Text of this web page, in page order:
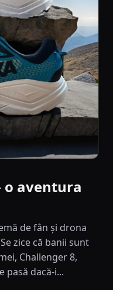
o aventura
de fân și drona
zice că banii sunt
Challenger 8,
pasă dacă-i...